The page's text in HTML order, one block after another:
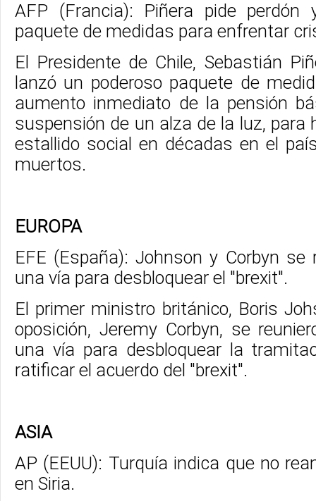
AFP (Francia): Piñera pide perdón
paquete de medidas para enfrentar
El Presidente de Chile, Sebastián
lanzó un poderoso paquete de
aumento inmediato de la pensión
suspensión de un alza de la luz, para
estallido social en décadas en el
muertos.
EUROPA
EFE (España): Johnson y Corbyn se
una vía para desbloquear el "brexit".
El primer ministro británico, Boris
oposición, Jeremy Corbyn, se
una vía para desbloquear la
ratificar el acuerdo del "brexit".
ASIA
AP (EEUU): Turquía indica que no
en Siria.